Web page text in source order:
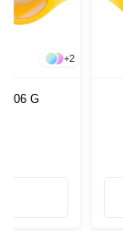
+2
06 G